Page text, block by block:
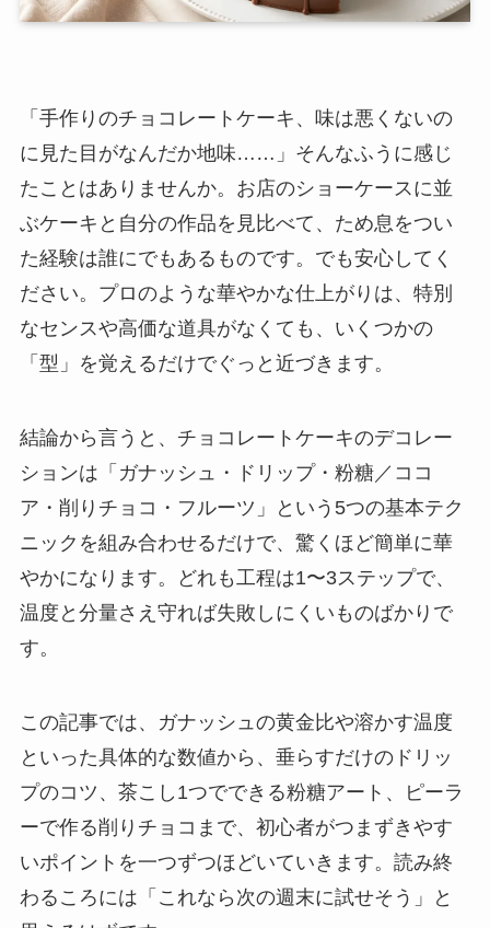
「手作りのチョコレートケーキ、味は悪くないの
に見た目がなんだか地味……」そんなふうに感じ
たことはありませんか。お店のショーケースに並
ぶケーキと自分の作品を見比べて、ため息をつい
た経験は誰にでもあるものです。でも安心してく
ださい。プロのような華やかな仕上がりは、特別
なセンスや高価な道具がなくても、いくつかの
「型」を覚えるだけでぐっと近づきます。
結論から言うと、チョコレートケーキのデコレー
ションは「ガナッシュ・ドリップ・粉糖／ココ
ア・削りチョコ・フルーツ」という5つの基本テク
ニックを組み合わせるだけで、驚くほど簡単に華
やかになります。どれも工程は1〜3ステップで、
温度と分量さえ守れば失敗しにくいものばかりで
す。
この記事では、ガナッシュの黄金比や溶かす温度
といった具体的な数値から、垂らすだけのドリッ
プのコツ、茶こし1つでできる粉糖アート、ピーラ
ーで作る削りチョコまで、初心者がつまずきやす
いポイントを一つずつほどいていきます。読み終
わるころには「これなら次の週末に試せそう」と